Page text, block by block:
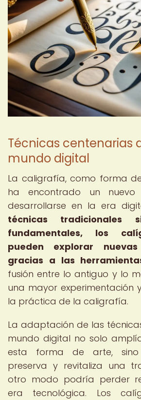
Técnicas centenarias
mundo digital
La caligrafía, como forma
ha encontrado un
desarrollarse en la era
técnicas tradicionales
fundamentales, los
pueden explorar nuevas
gracias a las
fusión entre lo antiguo y lo
una mayor experimentación
la práctica de la caligrafía.
La adaptación de las
mundo digital no solo
esta forma de arte,
preserva y revitaliza una
otro modo podría perder
era tecnológica. Los